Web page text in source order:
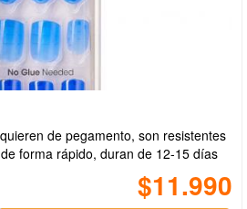
de pegamento, son resistentes
forma rápido, duran de 12-15 días
$11.990